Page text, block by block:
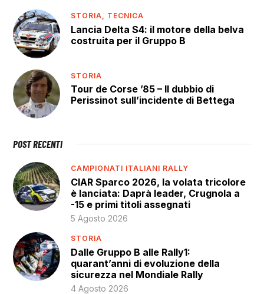
STORIA, TECNICA
Lancia Delta S4: il motore della belva
costruita per il Gruppo B
STORIA
Tour de Corse ’85 – Il dubbio di
Perissinot sull’incidente di Bettega
POST RECENTI
CAMPIONATI ITALIANI RALLY
CIAR Sparco 2026, la volata tricolore
è lanciata: Daprà leader, Crugnola a
-15 e primi titoli assegnati
5 Agosto 2026
STORIA
Dalle Gruppo B alle Rally1:
quarant’anni di evoluzione della
sicurezza nel Mondiale Rally
4 Agosto 2026